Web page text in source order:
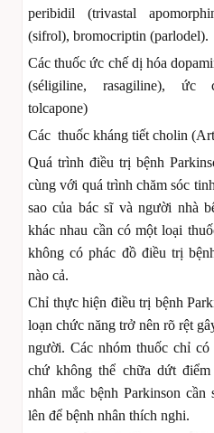
peribidil (trivastal
(sifrol), bromocriptin (parlodel).
Các thuốc ức chế dị hóa
(séligiline, rasagiline), ức
tolcapone)
Các thuốc kháng tiết cholin
Quá trình điều trị bệnh
cùng với quá trình chăm sóc
sao của bác sĩ và người nhà
khác nhau cần có một loại
không có phác đồ điều trị
nào cả.
Chỉ thực hiện điều trị bệnh
loạn chức năng trở nên rõ rệt
người. Các nhóm thuốc chỉ
chứ không thể chữa dứt
nhân mắc bệnh Parkinson
lên để bệnh nhân thích nghi.